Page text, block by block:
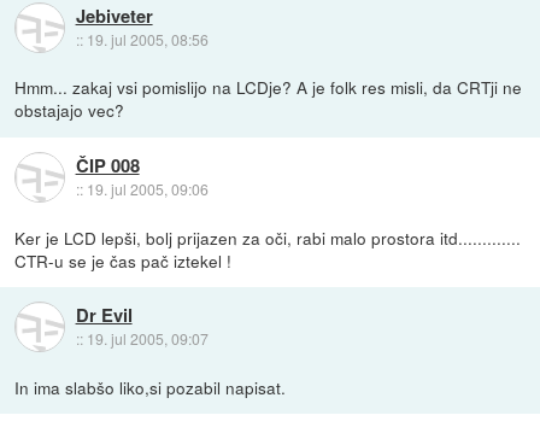
Jebiveter
:: 19. jul 2005, 08:56
Hmm... zakaj vsi pomislijo na LCDje? A je folk res misli, da CRTji ne
obstajajo vec?
ČIP 008
:: 19. jul 2005, 09:06
Ker je LCD lepši, bolj prijazen za oči, rabi malo prostora itd.............
CTR-u se je čas pač iztekel !
Dr Evil
:: 19. jul 2005, 09:07
In ima slabšo liko,si pozabil napisat.